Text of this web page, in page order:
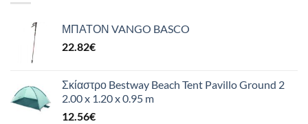
ΜΠΑΤΟΝ VANGO BASCO
22.82€
Σκίαστρο Bestway Beach Tent Pavillo Ground 2
2.00 x 1.20 x 0.95 m
12.56€